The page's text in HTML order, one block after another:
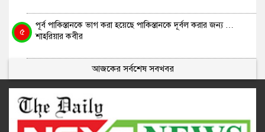
৫
পূর্ব পাকিস্তানকে ভাগ করা হয়েছে পাকিস্তানকে দূর্বল করার জন্য …
শাহরিয়ার কবীর
আজকের সর্বশেষ সবখবর